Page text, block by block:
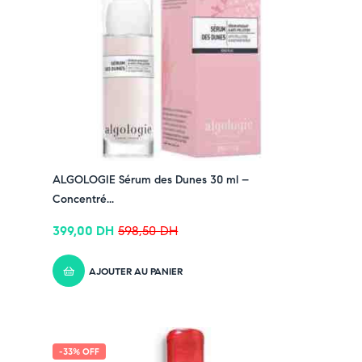
ALGOLOGIE Sérum des Dunes 30 ml –
Concentré...
598,50DH
399,00 DH
AJOUTER AU PANIER
-33% OFF